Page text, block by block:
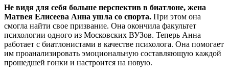
Не видя для себя больше перспектив в биатлоне, жена
Матвея Елисеева Анна ушла со спорта. При этом она
смогла найти свое призвание. Она окончила факультет
психологии одного из Московских ВУЗов. Теперь Анна
работает с биатлонистами в качестве психолога. Она помогает
им проанализировать эмоциональную составляющую каждой
прошедшей гонки и настроится на новую.